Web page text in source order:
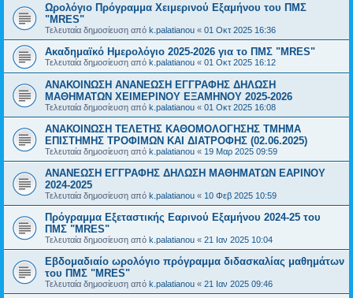
Ωρολόγιο Πρόγραμμα Χειμερινού Εξαμήνου του ΠΜΣ
"MRΕS"
Τελευταία δημοσίευση από k.palatianou « 01 Οκτ 2025 16:36
Ακαδημαϊκό Ημερολόγιο 2025-2026 για το ΠΜΣ "MRES"
Τελευταία δημοσίευση από k.palatianou « 01 Οκτ 2025 16:12
ΑΝΑΚΟΙΝΩΣΗ ΑΝΑΝΕΩΣΗ ΕΓΓΡΑΦΗΣ ΔΗΛΩΣΗ
ΜΑΘΗΜΑΤΩΝ ΧΕΙΜΕΡΙΝΟΥ ΕΞΑΜΗΝΟΥ 2025-2026
Τελευταία δημοσίευση από k.palatianou « 01 Οκτ 2025 16:08
ΑΝΑΚΟΙΝΩΣΗ ΤΕΛΕΤΗΣ ΚΑΘΟΜΟΛΟΓΗΣΗΣ ΤΜΗΜΑ
ΕΠΙΣΤΗΜΗΣ ΤΡΟΦΙΜΩΝ ΚΑΙ ΔΙΑΤΡΟΦΗΣ (02.06.2025)
Τελευταία δημοσίευση από k.palatianou « 19 Μαρ 2025 09:59
ΑΝΑΝΕΩΣΗ ΕΓΓΡΑΦΗΣ ΔΗΛΩΣΗ ΜΑΘΗΜΑΤΩΝ ΕΑΡΙΝΟΥ
2024-2025
Τελευταία δημοσίευση από k.palatianou « 10 Φεβ 2025 10:59
Πρόγραμμα Εξεταστικής Εαρινού Εξαμήνου 2024-25 του
ΠΜΣ "MRES"
Τελευταία δημοσίευση από k.palatianou « 21 Ιαν 2025 10:04
Εβδομαδιαίο ωρολόγιο πρόγραμμα διδασκαλίας μαθημάτων
του ΠΜΣ "MRES"
Τελευταία δημοσίευση από k.palatianou « 21 Ιαν 2025 09:46